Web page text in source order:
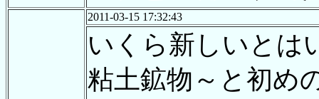
2011-03-15 17:32:43
いくら新しいとは
粘土鉱物～と初め